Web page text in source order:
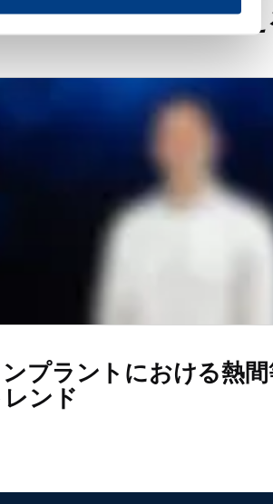
ントの製造需要に応え
プラントにおける熱
ンド